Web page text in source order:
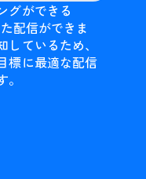
グができる
配信ができま
ているため、
標に最適な配信